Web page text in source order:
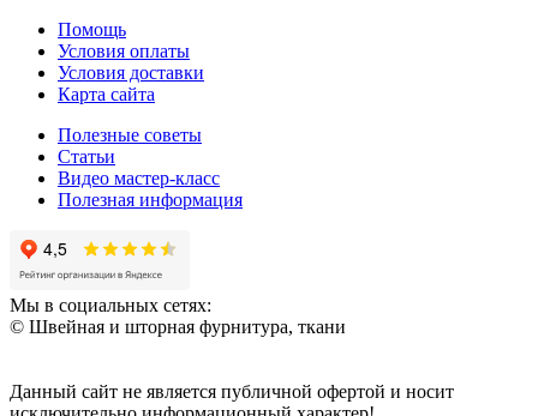
Помощь
Условия оплаты
Условия доставки
Карта сайта
Полезные советы
Статьи
Видео мастер-класс
Полезная информация
Мы в социальных сетях:
© Швейная и шторная фурнитура, ткани
Данный сайт не является публичной офертой и носит